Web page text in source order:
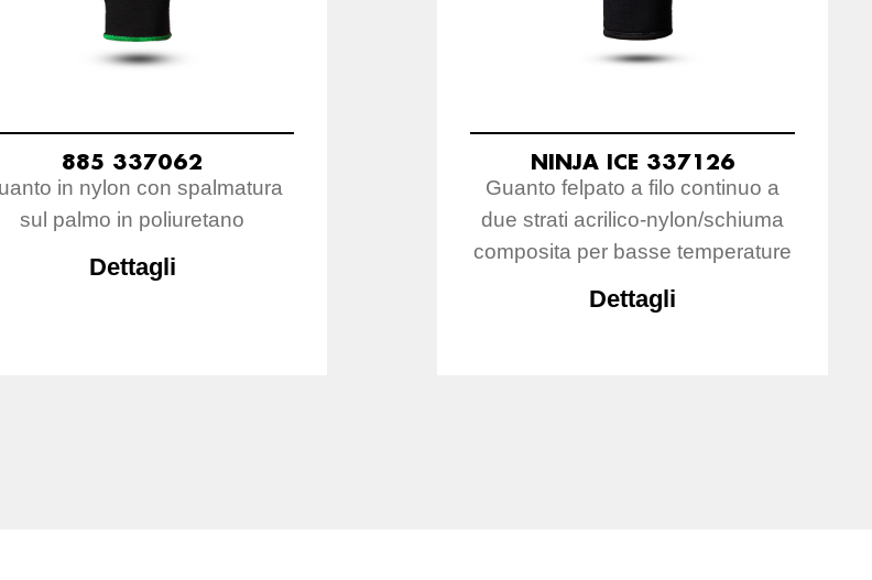
885 337062
in nylon con spalmatura
sul palmo in poliuretano
Dettagli
NINJA ICE 337126
Guanto felpato a filo continuo a
due strati acrilico-nylon/schiuma
composita per basse temperature
Dettagli